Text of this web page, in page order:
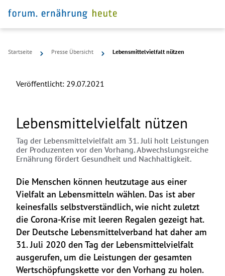
Startseite Presse Übersicht Lebensmittelvielfalt nützen
Veröffentlicht: 29.07.2021
Lebensmittelvielfalt nützen
Tag der Lebensmittelvielfalt am 31. Juli holt Leistungen
der Produzenten vor den Vorhang. Abwechslungsreiche
Ernährung fördert Gesundheit und Nachhaltigkeit.
Die Menschen können heutzutage aus einer
Vielfalt an Lebensmitteln wählen. Das ist aber
keinesfalls selbstverständlich, wie nicht zuletzt
die Corona-Krise mit leeren Regalen gezeigt hat.
Der Deutsche Lebensmittelverband hat daher am
31. Juli 2020 den Tag der Lebensmittelvielfalt
ausgerufen, um die Leistungen der gesamten
Wertschöpfungskette vor den Vorhang zu holen.